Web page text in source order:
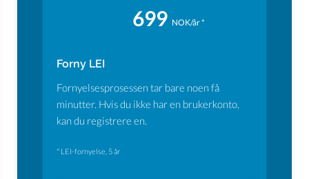
699 NOK/år *
Forny LEI
Fornyelsesprosessen tar bare noen få
minutter. Hvis du ikke har en brukerkonto,
kan du registrere en.
* LEI-fornyelse, 5 år